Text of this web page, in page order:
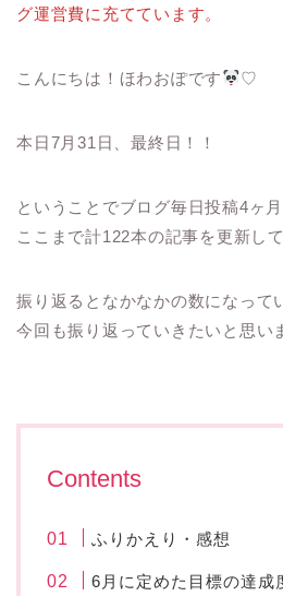
グ運営費に充てています。
こんにちは！ほわおぽです ♡
本日7月31日、最終日！！
ということでブログ毎日投稿4ヶ
ここまで計122本の記事を更新し
振り返るとなかなかの数になって
今回も振り返っていきたいと思い
Contents
ふりかえり・感想
6月に定めた目標の達成